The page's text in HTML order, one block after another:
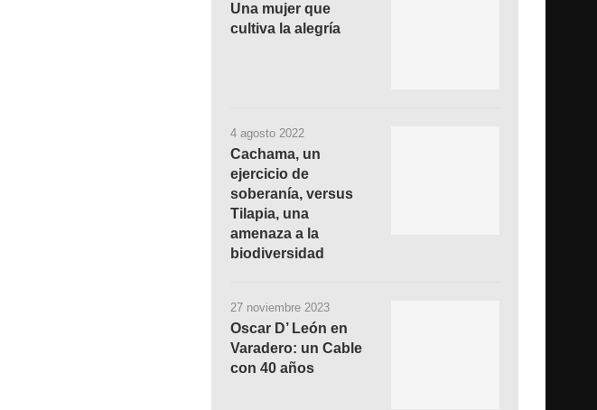
Una mujer que
cultiva la alegría
4 agosto 2022
Cachama, un
ejercicio de
soberanía, versus
Tilapia, una
amenaza a la
biodiversidad
27 noviembre 2023
Oscar D’ León en
Varadero: un Cable
con 40 años